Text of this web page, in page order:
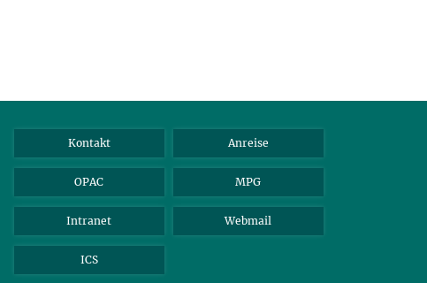
Kontakt Anreise
OPAC MPG
Intranet Webmail
ICS